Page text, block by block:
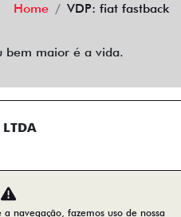
Home VDP: fiat fastback
bem maior é a vida.
LTDA
® Direitos Reservados.
navegação, fazemos uso de nossa